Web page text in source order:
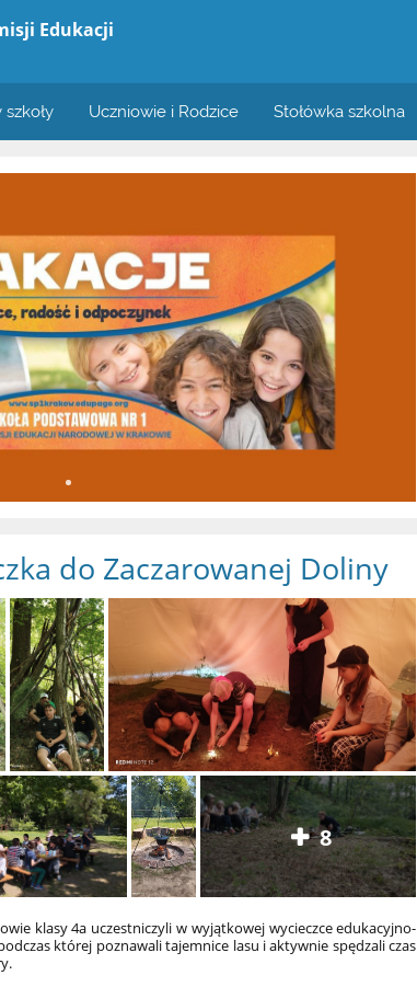
Edukacji
Uczniowie i Rodzice Stołówka szkolna
do Zaczarowanej Doliny
8
klasy 4a uczestniczyli w wyjątkowej wycieczce edukacyjno-
której poznawali tajemnice lasu i aktywnie spędzali czas